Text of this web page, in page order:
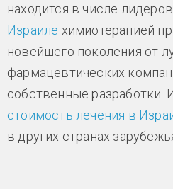
находится в числе
Израиле химиотерапией
новейшего поколения от
фармацевтических
собственные разработки.
стоимость лечения в
в других странах